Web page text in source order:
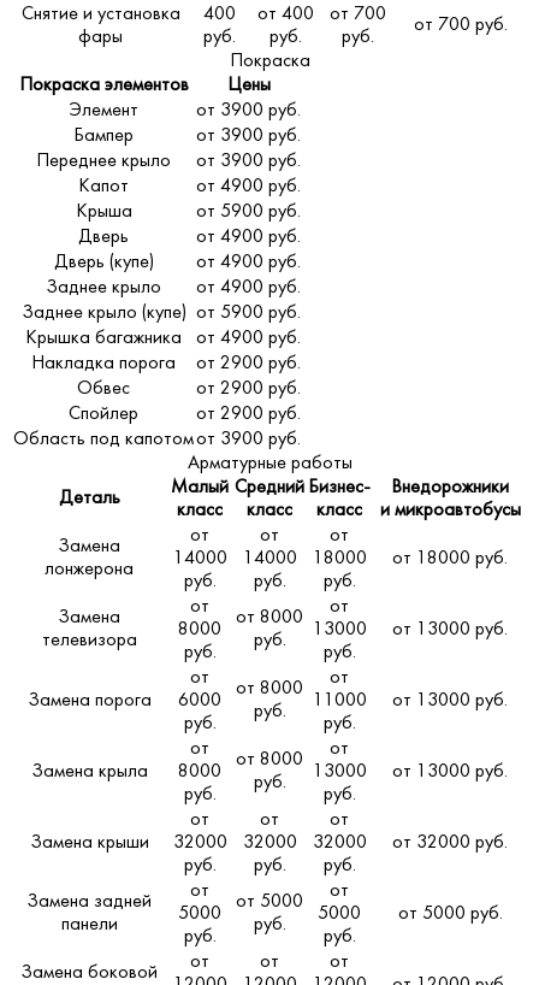
Снятие и установка
фары
400
руб.
от 400
руб.
от 700
руб.
от 700 руб.
Покраска
Покраска элементов
Цены
Элемент
от 3900 руб.
Бампер
от 3900 руб.
Переднее крыло
от 3900 руб.
Капот
от 4900 руб.
Крыша
от 5900 руб.
Дверь
от 4900 руб.
Дверь (купе)
от 4900 руб.
Заднее крыло
от 4900 руб.
Заднее крыло (купе) от 5900 руб.
Крышка багажника
от 4900 руб.
Накладка порога
от 2900 руб.
Обвес
от 2900 руб.
Спойлер
от 2900 руб.
Область под капотомот 3900 руб.
Арматурные работы
Деталь
Малый
класс
Средний
класс
Бизнес-
класс
Внедорожники
и микроавтобусы
Замена
лонжерона
от
14000
руб.
от
14000
руб.
от
18000
руб.
от 18000 руб.
Замена
телевизора
от
8000
руб.
от 8000
руб.
от
13000
руб.
от 13000 руб.
Замена порога
от
6000
руб.
от 8000
руб.
от
11000
руб.
от 13000 руб.
Замена крыла
от
8000
руб.
от 8000
руб.
от
13000
руб.
от 13000 руб.
Замена крыши
от
32000
руб.
от
32000
руб.
от
32000
руб.
от 32000 руб.
Замена задней
панели
от
5000
руб.
от 5000
руб.
от
5000
руб.
от 5000 руб.
Замена боковой
от
от
от